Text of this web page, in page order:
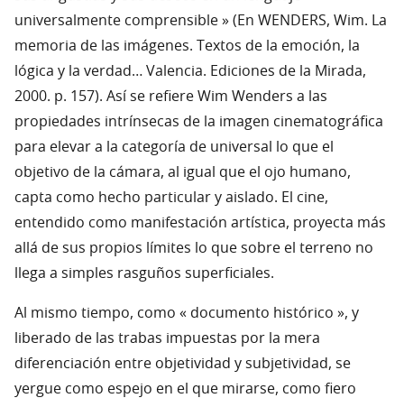
universalmente comprensible » (En WENDERS, Wim. La
memoria de las imágenes. Textos de la emoción, la
lógica y la verdad… Valencia. Ediciones de la Mirada,
2000. p. 157). Así se refiere Wim Wenders a las
propiedades intrínsecas de la imagen cinematográfica
para elevar a la categoría de universal lo que el
objetivo de la cámara, al igual que el ojo humano,
capta como hecho particular y aislado. El cine,
entendido como manifestación artística, proyecta más
allá de sus propios límites lo que sobre el terreno no
llega a simples rasguños superficiales.
Al mismo tiempo, como « documento histórico », y
liberado de las trabas impuestas por la mera
diferenciación entre objetividad y subjetividad, se
yergue como espejo en el que mirarse, como fiero